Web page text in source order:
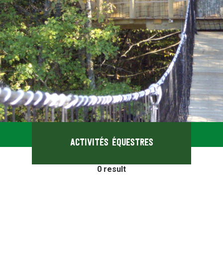
Activités équestres
0 result